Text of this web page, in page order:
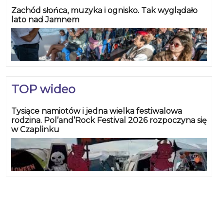
Zachód słońca, muzyka i ognisko. Tak wyglądało
lato nad Jamnem
TOP wideo
Tysiące namiotów i jedna wielka festiwalowa
rodzina. Pol’and’Rock Festival 2026 rozpoczyna się
w Czaplinku